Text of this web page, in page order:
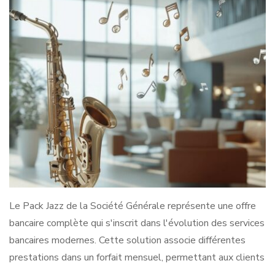
Le Pack Jazz de la Société Générale représente une offre
bancaire complète qui s'inscrit dans l'évolution des services
bancaires modernes. Cette solution associe différentes
prestations dans un forfait mensuel, permettant aux clients